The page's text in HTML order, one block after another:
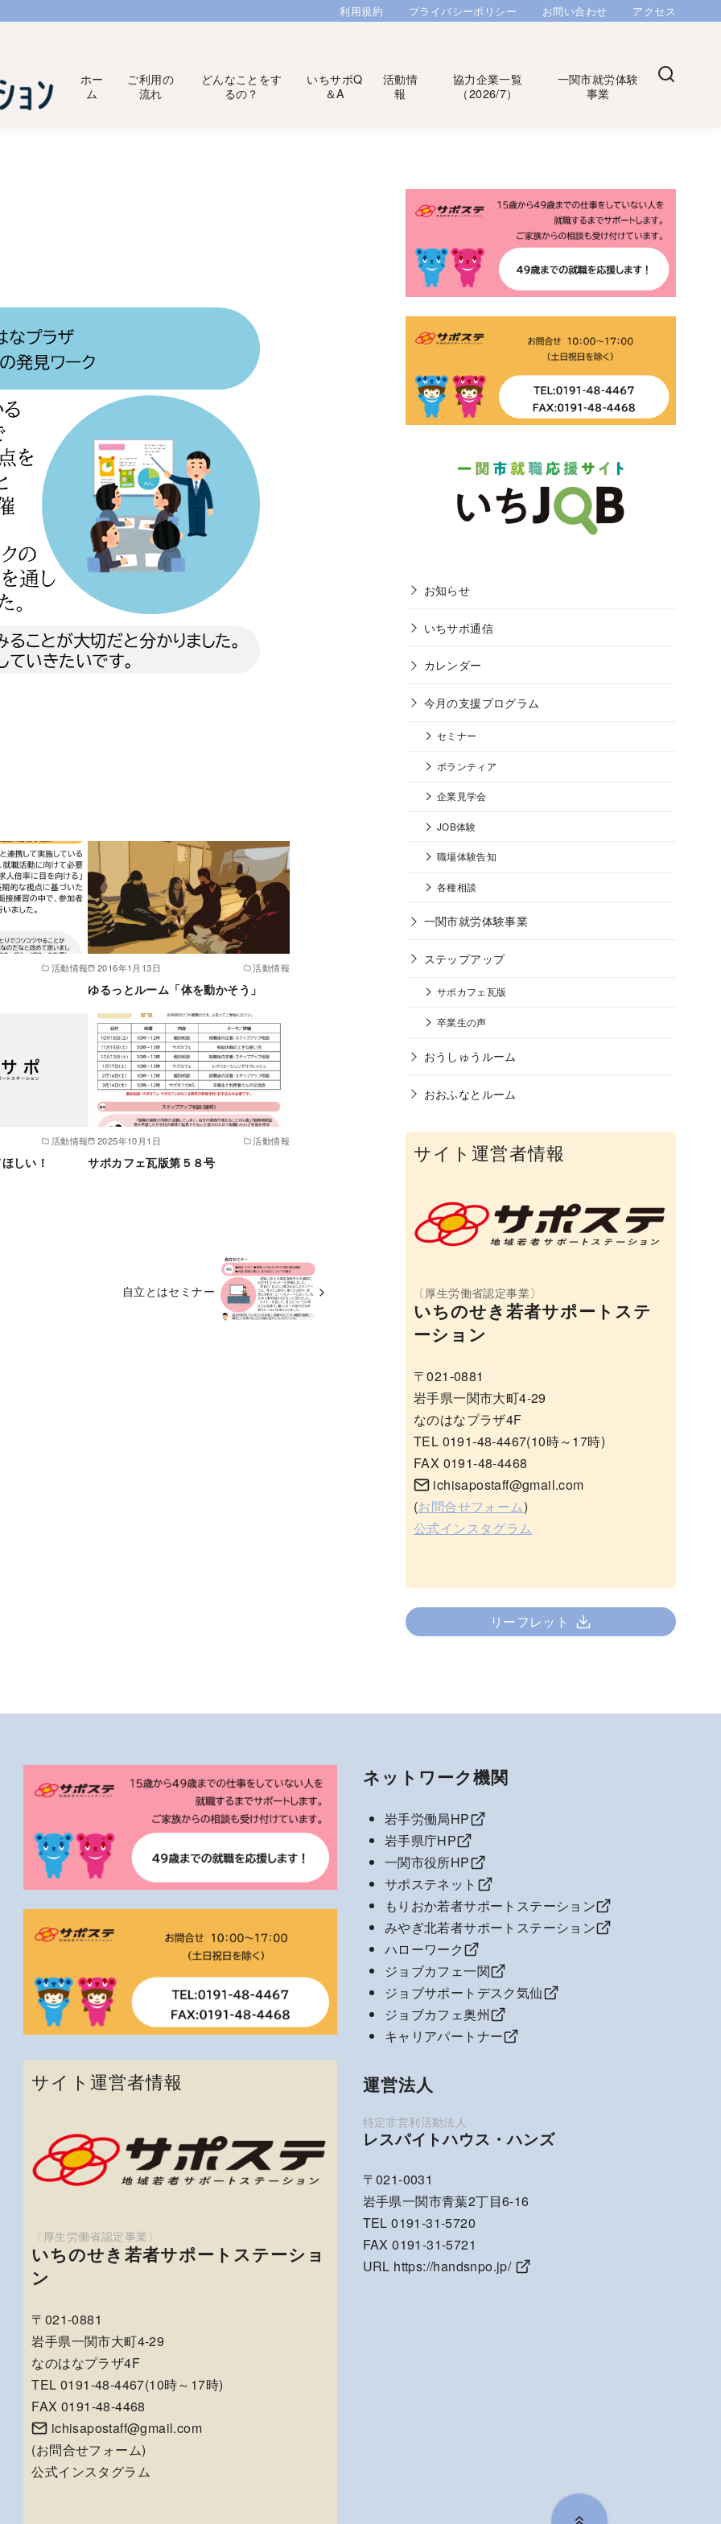
利用規約 プライバシーポリシー お問い合わせ アクセス
ホー
ム
ご利用の
流れ
どんなことをす
るの？
いちサポQ
＆A
活動情
報
協力企業一覧
（2026/7）
一関市就労体験
事業
活動情報 2016年1月13日 活動情報
ゆるっとルーム「体を動かそう」
活動情報
しい！
2025年10月1日 活動情報
サポカフェ瓦版第５８号
自立とはセミナー
お知らせ
いちサポ通信
カレンダー
今月の支援プログラム
セミナー
ボランティア
企業見学会
JOB体験
職場体験告知
各種相談
一関市就労体験事業
ステップアップ
サポカフェ瓦版
卒業生の声
おうしゅうルーム
おおふなとルーム
サイト運営者情報
いちのせき若者サポートステ
ーション
〒021-0881
岩手県一関市大町4-29
なのはなプラザ4F
TEL 0191-48-4467(10時～17時)
FAX 0191-48-4468
ichisapostaff@gmail.com
(お問合せフォーム)
公式インスタグラム
リーフレット
サイト運営者情報
いちのせき若者サポートステーショ
ン
〒021-0881
岩手県一関市大町4-29
なのはなプラザ4F
TEL 0191-48-4467(10時～17時)
FAX 0191-48-4468
ichisapostaff@gmail.com
(お問合せフォーム)
公式インスタグラム
ネットワーク機関
岩手労働局HP
岩手県庁HP
一関市役所HP
サポステネット
もりおか若者サポートステーション
みやぎ北若者サポートステーション
ハローワーク
ジョブカフェ一関
ジョブサポートデスク気仙
ジョブカフェ奥州
キャリアパートナー
運営法人
レスパイトハウス・ハンズ
〒021-0031
岩手県一関市青葉2丁目6-16
TEL 0191-31-5720
FAX 0191-31-5721
URL https://handsnpo.jp/